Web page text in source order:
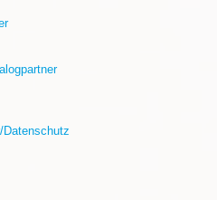
Datenschutz